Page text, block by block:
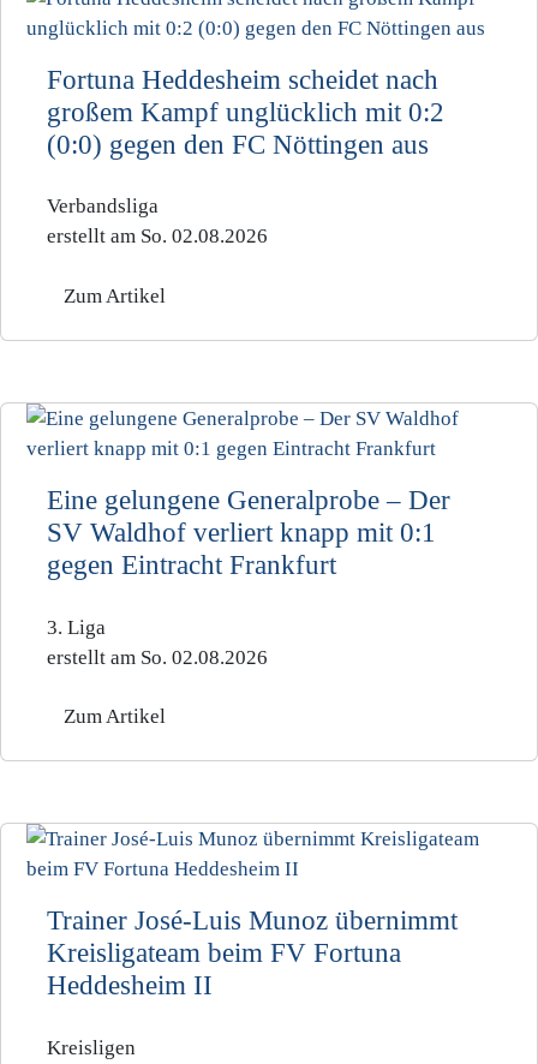
Fortuna Heddesheim scheidet nach
großem Kampf unglücklich mit 0:2
(0:0) gegen den FC Nöttingen aus
Verbandsliga
erstellt am So. 02.08.2026
Zum Artikel
Eine gelungene Generalprobe – Der
SV Waldhof verliert knapp mit 0:1
gegen Eintracht Frankfurt
3. Liga
erstellt am So. 02.08.2026
Zum Artikel
Trainer José-Luis Munoz übernimmt
Kreisligateam beim FV Fortuna
Heddesheim II
Kreisligen